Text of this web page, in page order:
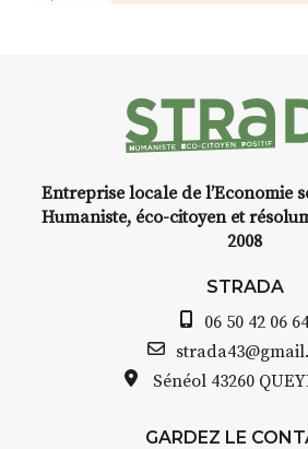
Entreprise locale de l’Economie
Humaniste, éco-citoyen et
2008
STRADA
06 50 42 06 64
Sénéol 43260
GARDEZ LE